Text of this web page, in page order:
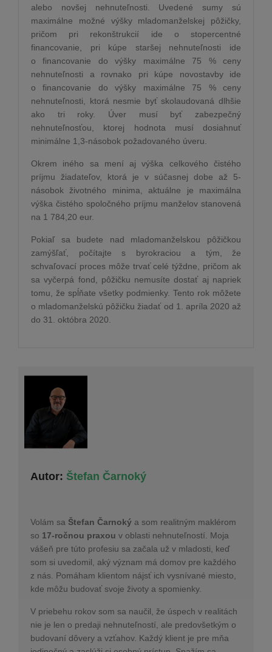
alebo novšej nehnuteľnosti. Uvedené sumy sú
maximálne možné výšky mladomanželskej pôžičky,
pričom pri rekonštrukcií ide o stopercentné
financovanie, pri kúpe staršej nehnuteľnosti ide
o financovanie do výšky maximálne 75 % ceny
nehnuteľnosti a rovnako pri kúpe novostavby ide
o financovanie do výšky maximálne 75 % ceny
nehnuteľnosti, ktorá nesmie byť skolaudovaná dlhšie
ako tri roky. Úver musí byť zabezpečný
nehnuteľnosťou, ktorej hodnota musí dosiahnuť
minimálne 1,3-násobok požadovaného úveru.
Okrem iného sa mení aj výška celkového čistého
príjmu žiadateľov, ktorá je v súčasnej dobe až 5-
násobok životného minima, aktuálne je maximálna
výška čistého spoločného príjmu manželov stanovená
na 1 784,20 eur.
Pokiaľ sa budete nad mladomanželskou pôžičkou
zamýšľať, počítajte s byrokraciou a tým, že
schvaľovací proces môže trvať celé týždne, pričom ak
sa vyčerpá fond, pôžičku nemusíte dostať aj napriek
tomu, že spĺňate všetky podmienky. Tento rok môžete
o mladomanželskú pôžičku žiadať od 1. apríla 2020 až
do 31. októbra 2020.
Autor: Štefan Čarnoký
Volám sa Štefan Čarnoký a som realitným maklérom
so 17-ročnou praxou v oblasti nehnuteľností. Moja
vášeň pre túto profesiu sa začala už v mladosti, keď
som si uvedomil, aký význam má domov pre každého
z nás. Pomáham klientom nájsť ich vysnívané miesto,
kde môžu budovať svoje životy a spomienky.
V priebehu rokov som sa naučil, že úspech v realitách
nie je len o predaji nehnuteľností, ale predovšetkým o
budovaní dôvery a vzťahov. Každý klient je pre mňa